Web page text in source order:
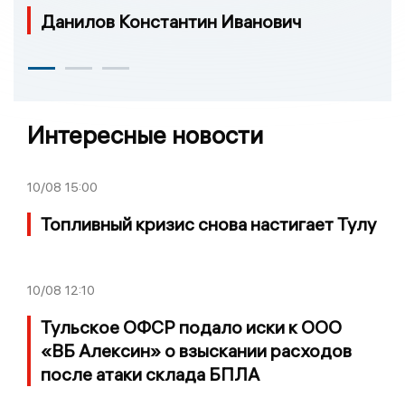
Данилов Константин Иванович
Интересные новости
10/08 15:00
Топливный кризис снова настигает Тулу
10/08 12:10
Тульское ОФСР подало иски к ООО
«ВБ Алексин» о взыскании расходов
после атаки склада БПЛА